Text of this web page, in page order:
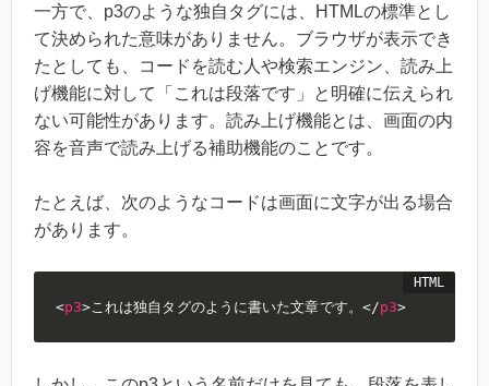
一方で、p3のような独自タグには、HTMLの標準とし
て決められた意味がありません。ブラウザが表示でき
たとしても、コードを読む人や検索エンジン、読み上
げ機能に対して「これは段落です」と明確に伝えられ
ない可能性があります。読み上げ機能とは、画面の内
容を音声で読み上げる補助機能のことです。
たとえば、次のようなコードは画面に文字が出る場合
があります。
<p3>これは独自タグのように書いた文章です。 </p3>